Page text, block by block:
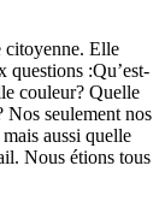
citoyenne. Elle
questions :Qu’est-
couleur? Quelle
Nos seulement nos
aussi quelle
Nous étions tous